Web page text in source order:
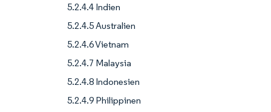
5.2.4.4 Indien
5.2.4.5 Australien
5.2.4.6 Vietnam
5.2.4.7 Malaysia
5.2.4.8 Indonesien
5.2.4.9 Philippinen